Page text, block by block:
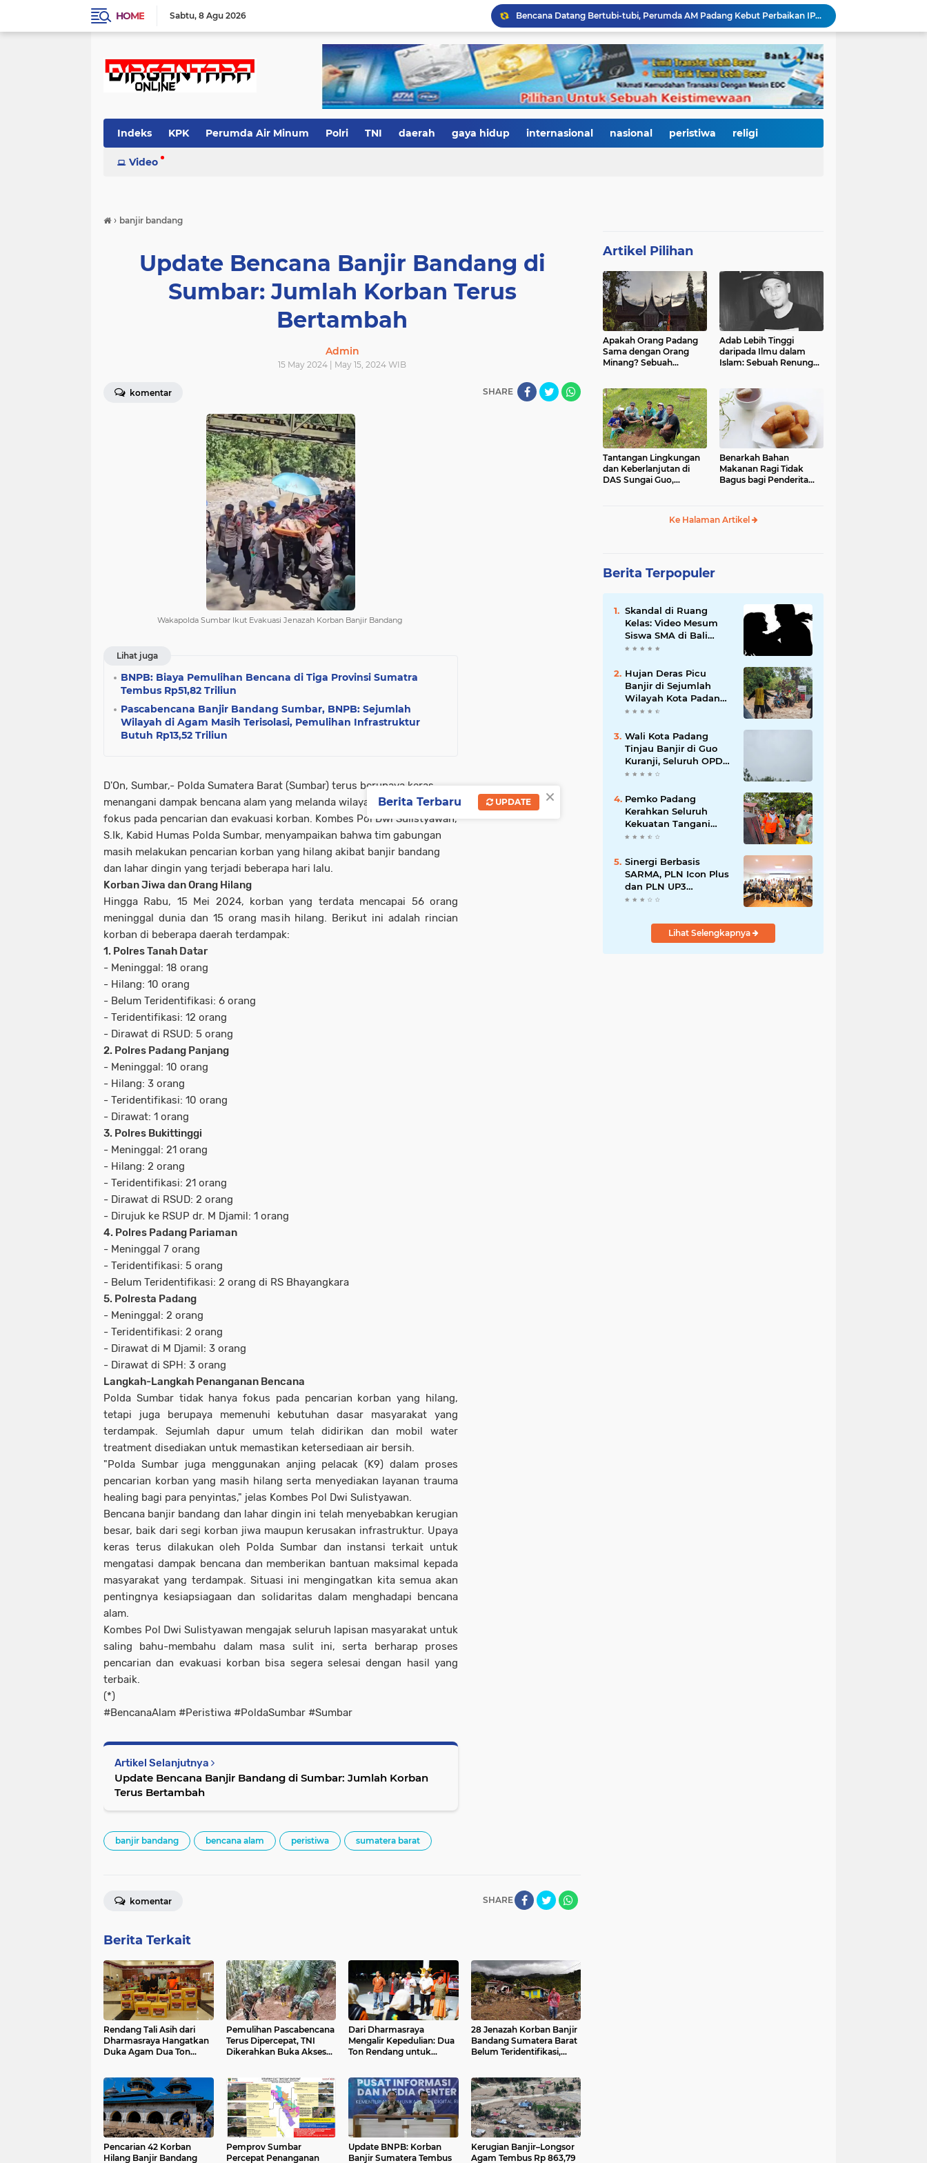
HOME Sabtu 8 Agu 2026
Mata Jeli HJK 357: Warga Padang Diajak Jadi Pengawas Kebersihan, Kemeriahan HJK Harus Tetap Rancak dan Bersih
Padang Gastronomy Market Hari Kedua: Surga Kuliner Tradisional di Kota Tua, UMKM Lokal Banjir Apresiasi
Gowes Siti Nurbaya Jadi Magnet Pesepeda Luar Daerah, HJK ke-357 Padang Makin Meriah
Tanam Pohon di Tepian Batang Arau, Padang dan Hildesheim Teguhkan Persahabatan Menuju Kota Global
Pasca Banjir, PUPR Padang Bergerak Cepat: Tanggul Lapau Munggu Diperbaiki, Sungkai dan SMPN 41 Dibersihkan
3.000 Pesepeda Kepung Kota Padang, Gowes Siti Nurbaya Adventure-X Jadi Pesta Olahraga dan Promosi Wisata
KY Tetapkan 14 Calon Hakim Agung dan Hakim Ad Hoc MA, Nama Dr. Dhifla Wiyani dari Sumbar Masuk Dalam Daftar Kamar Pidana
Indeks KPK Perumda Air Minum Polri TNI daerah gaya hidup internasional nasional peristiwa religi
Video
› banjir bandang
Update Bencana Banjir Bandang di
Sumbar: Jumlah Korban Terus
Bertambah
Admin
15 May 2024 | May 15, 2024 WIB
komentar SHARE
Wakapolda Sumbar Ikut Evakuasi Jenazah Korban Banjir Bandang
Lihat juga
BNPB: Biaya Pemulihan Bencana di Tiga Provinsi Sumatra
Tembus Rp51,82 Triliun
Pascabencana Banjir Bandang Sumbar, BNPB: Sejumlah
Wilayah di Agam Masih Terisolasi, Pemulihan Infrastruktur
Butuh Rp13,52 Triliun
D'On, Sumbar,- Polda Sumatera Barat (Sumbar) terus berupaya keras
menangani dampak bencana alam yang melanda wilayah Sumbar, dengan
fokus pada pencarian dan evakuasi korban. Kombes Pol Dwi Sulistyawan,
S.Ik, Kabid Humas Polda Sumbar, menyampaikan bahwa tim gabungan
masih melakukan pencarian korban yang hilang akibat banjir bandang
dan lahar dingin yang terjadi beberapa hari lalu.
Korban Jiwa dan Orang Hilang
Hingga Rabu, 15 Mei 2024, korban yang terdata mencapai 56 orang
meninggal dunia dan 15 orang masih hilang. Berikut ini adalah rincian
korban di beberapa daerah terdampak:
1. Polres Tanah Datar
- Meninggal: 18 orang
- Hilang: 10 orang
- Belum Teridentifikasi: 6 orang
- Teridentifikasi: 12 orang
- Dirawat di RSUD: 5 orang
2. Polres Padang Panjang
- Meninggal: 10 orang
- Hilang: 3 orang
- Teridentifikasi: 10 orang
- Dirawat: 1 orang
3. Polres Bukittinggi
- Meninggal: 21 orang
- Hilang: 2 orang
- Teridentifikasi: 21 orang
- Dirawat di RSUD: 2 orang
- Dirujuk ke RSUP dr. M Djamil: 1 orang
4. Polres Padang Pariaman
- Meninggal 7 orang
- Teridentifikasi: 5 orang
- Belum Teridentifikasi: 2 orang di RS Bhayangkara
5. Polresta Padang
- Meninggal: 2 orang
- Teridentifikasi: 2 orang
- Dirawat di M Djamil: 3 orang
- Dirawat di SPH: 3 orang
Langkah-Langkah Penanganan Bencana
Polda Sumbar tidak hanya fokus pada pencarian korban yang hilang,
tetapi juga berupaya memenuhi kebutuhan dasar masyarakat yang
terdampak. Sejumlah dapur umum telah didirikan dan mobil water
treatment disediakan untuk memastikan ketersediaan air bersih.
"Polda Sumbar juga menggunakan anjing pelacak (K9) dalam proses
pencarian korban yang masih hilang serta menyediakan layanan trauma
healing bagi para penyintas," jelas Kombes Pol Dwi Sulistyawan.
Bencana banjir bandang dan lahar dingin ini telah menyebabkan kerugian
besar, baik dari segi korban jiwa maupun kerusakan infrastruktur. Upaya
keras terus dilakukan oleh Polda Sumbar dan instansi terkait untuk
mengatasi dampak bencana dan memberikan bantuan maksimal kepada
masyarakat yang terdampak. Situasi ini mengingatkan kita semua akan
pentingnya kesiapsiagaan dan solidaritas dalam menghadapi bencana
alam.
Kombes Pol Dwi Sulistyawan mengajak seluruh lapisan masyarakat untuk
saling bahu-membahu dalam masa sulit ini, serta berharap proses
pencarian dan evakuasi korban bisa segera selesai dengan hasil yang
terbaik.
(*)
#BencanaAlam #Peristiwa #PoldaSumbar #Sumbar
Artikel Selanjutnya
Update Bencana Banjir Bandang di Sumbar: Jumlah Korban
Terus Bertambah
banjir bandang bencana alam peristiwa sumatera barat
SHARE
komentar
Berita Terkait
Rendang Tali Asih dari
Dharmasraya Hangatkan
Duka Agam Dua Ton
di Tengah Bencana
Pemulihan Pascabencana
Terus Dipercepat, TNI
Dikerahkan Buka Akses
Dari Dharmasraya
Mengalir Kepedulian: Dua
Ton Rendang untuk
Didistribusikan
28 Jenazah Korban Banjir
Bandang Sumatera Barat
Belum Teridentifikasi,
Mengkhawatirkan
Pencarian 42 Korban
Hilang Banjir Bandang
Pemprov Sumbar
Percepat Penanganan
Update BNPB: Korban
Banjir Sumatera Tembus
Kerugian Banjir–Longsor
Agam Tembus Rp 863,79
Artikel Pilihan
Apakah Orang Padang
Sama dengan Orang
Minang? Sebuah
Adab Lebih Tinggi
daripada Ilmu dalam
Islam: Sebuah Renungan
Tantangan Lingkungan
dan Keberlanjutan di
DAS Sungai Guo,
Benarkah Bahan
Makanan Ragi Tidak
Bagus bagi Penderita
Ke Halaman Artikel
Berita Terpopuler
Skandal di Ruang
Kelas: Video Mesum
Siswa SMA di Bali
Viral, Hukuman dan
Mengikuti
Hujan Deras Picu
Banjir di Sejumlah
Wilayah Kota Padang,
Warga Dievakuasi dan
Banjir Susulan
Wali Kota Padang
Tinjau Banjir di Guo
Kuranji, Seluruh OPD
Disiagakan dan
Dipercepat
Pemko Padang
Kerahkan Seluruh
Kekuatan Tangani
Dampak Banjir, Fadly
Percepatan Proyek
Pengendalian
Bencana
Sinergi Berbasis
SARMA, PLN Icon Plus
dan PLN UP3
Tanjungpinang
Strategis
Lihat Selengkapnya
×
Berita Terbaru UPDATE